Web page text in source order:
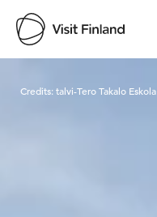
Credits:talvi-Tero Takalo Eskola